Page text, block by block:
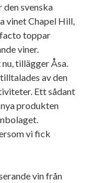
den svenska
vinet Chapel Hill,
facto toppar
viner.
tillägger Åsa.
av den
Ett sådant
produkten
vi fick
vin från